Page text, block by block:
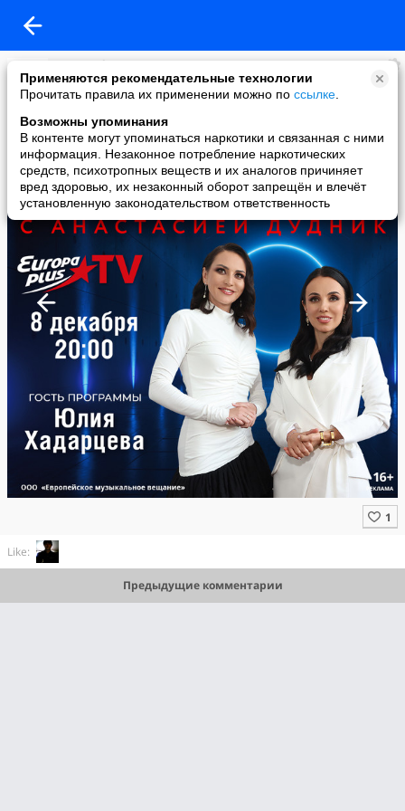
Применяются рекомендательные технологии
Прочитать правила их применении можно по ссылке
Возможны упоминания
В контенте могут упоминаться наркотики и связанная с ними
информация. Незаконное потребление наркотических
средств, психотропных веществ и их аналогов причиняет
вред здоровью, их незаконный оборот запрещён и влечёт
установленную законодательством ответственность
Europa Plus TV
added a photo
06 Dec в 23:01
Like:
Предыдущие комментарии